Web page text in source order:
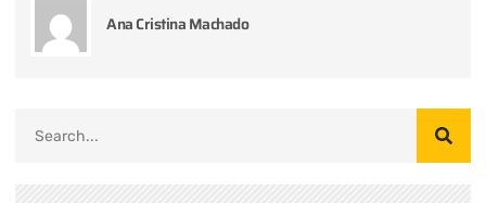
Ana Cristina Machado